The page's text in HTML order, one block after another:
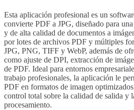
Esta aplicación profesional es un
convierte PDF a JPG, diseñado para
y de alta calidad de documentos a
por lotes de archivos PDF y múltiples
JPG, PNG, TIFF y WebP, además de
como ajuste de DPI, extracción de
de PDF. Ideal para entornos
trabajo profesionales, la aplicación le
PDF en formatos de imagen
control total sobre la calidad de salida y
procesamiento.